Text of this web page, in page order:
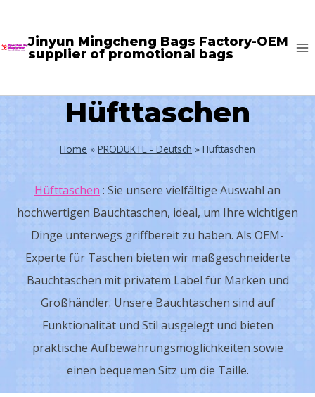
content
Jinyun Mingcheng Bags Factory-OEM
supplier of promotional bags
Hüfttaschen
Home » PRODUKTE - Deutsch » Hüfttaschen
Hüfttaschen : Sie unsere vielfältige Auswahl an
hochwertigen Bauchtaschen, ideal, um Ihre wichtigen
Dinge unterwegs griffbereit zu haben. Als OEM-
Experte für Taschen bieten wir maßgeschneiderte
Bauchtaschen mit privatem Label für Marken und
Großhändler. Unsere Bauchtaschen sind auf
Funktionalität und Stil ausgelegt und bieten
praktische Aufbewahrungsmöglichkeiten sowie
einen bequemen Sitz um die Taille.